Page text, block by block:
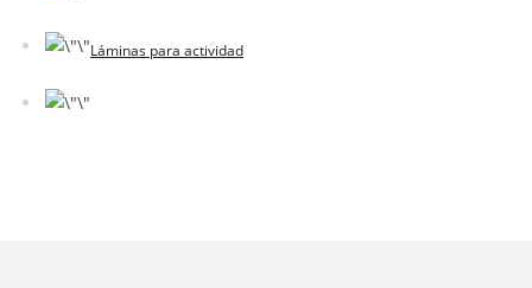
Láminas para actividad